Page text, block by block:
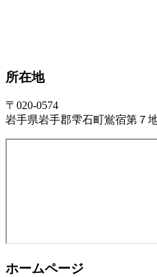
所在地
〒020-0574
岩手県岩手郡雫石町鴬宿第７
ホームページ